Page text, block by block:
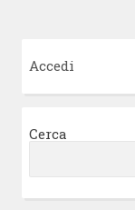
Accedi
Cerca